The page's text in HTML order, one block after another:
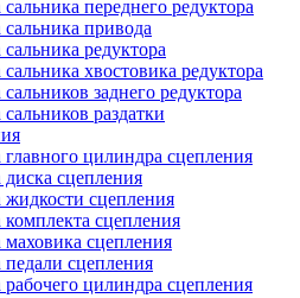
переднего редуктора
сальника привода
редуктора
хвостовика редуктора
заднего редуктора
раздатки
главного цилиндра сцепления
диска сцепления
жидкости сцепления
комплекта сцепления
маховика сцепления
педали сцепления
рабочего цилиндра сцепления